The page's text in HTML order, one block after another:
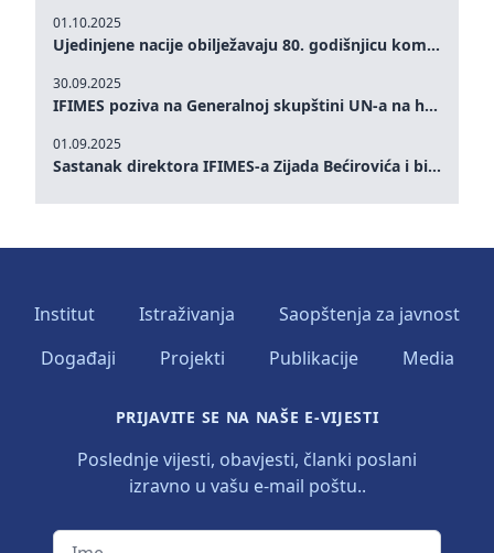
01.10.2025
Ujedinjene nacije obilježavaju 80. godišnjicu komemoracijom na visokom nivou: Eileen Dong predstavlja IFIMES u oblasti ženskog liderstva, unapređenja mira, pravde, rodne ravnopravnosti i održivog razvoja
30.09.2025
IFIMES poziva na Generalnoj skupštini UN-a na hitna ulaganja u mentalno zdravlje i sisteme njege proširene umjetnom inteligencijom
01.09.2025
Sastanak direktora IFIMES-a Zijada Bećirovića i bivšeg premijera Crne Gore Dritana Abazovića
Institut Istraživanja
Saopštenja za javnost
Događaji
Projekti Publikacije Media
PRIJAVITE SE NA NAŠE E-VIJESTI
Poslednje vijesti, obavjesti, članki poslani
izravno u vašu e-mail poštu..
Ime